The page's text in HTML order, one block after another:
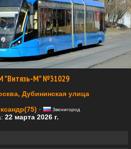
"Витязь-М" №31029
Дубининская улица
· Звенигород
22 марта 2026 г.